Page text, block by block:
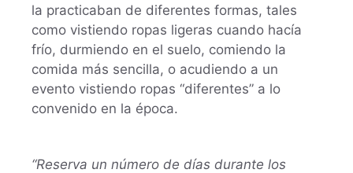
la practicaban de diferentes formas, tales
como vistiendo ropas ligeras cuando hacía
frío, durmiendo en el suelo, comiendo la
comida más sencilla, o acudiendo a un
evento vistiendo ropas “diferentes” a lo
convenido en la época.
“Reserva un número de días durante los